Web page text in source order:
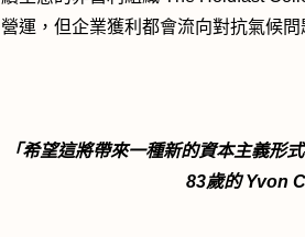
營運，但企業獲利都會流向對抗氣候問
「希望這將帶來一種新的資本主義形
83歲的 Yvon